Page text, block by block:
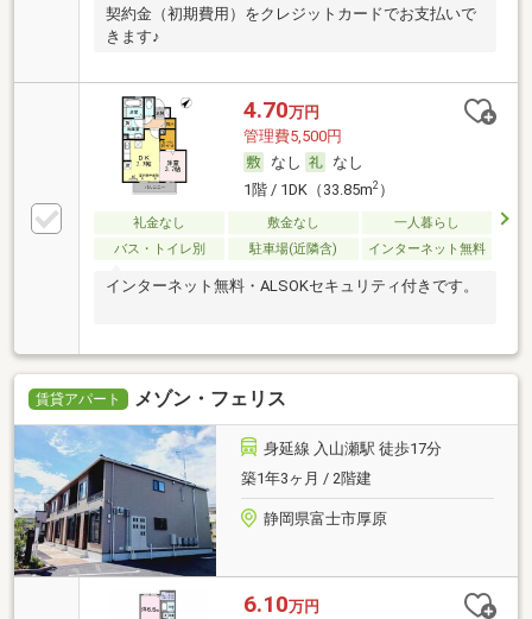
契約金（初期費用）をクレジットカードでお支払いで
きます♪
4.70万円
管理費5,500円
なし
なし
1階 / 1DK（33.85m2）
礼金なし 敷金なし
一人暮らし
バス・トイレ別
駐車場(近隣含) インターネット無料
インターネット無料・ALSOKセキュリティ付きです。
賃貸アパート メゾン・フェリス
身延線 入山瀬駅 徒歩17分
築1年3ヶ月 / 2階建
静岡県富士市厚原
6.10万円